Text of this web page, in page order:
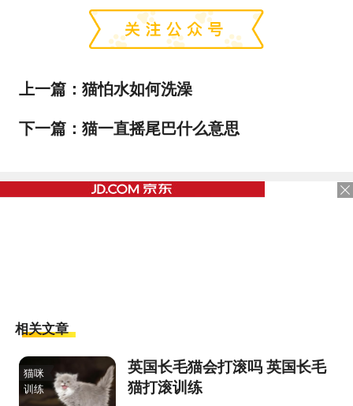
上一篇： 猫怕水如何洗澡
下一篇： 猫一直摇尾巴什么意思
相关文章
猫咪
训练
英国长毛猫会打滚吗 英国长毛
猫打滚训练